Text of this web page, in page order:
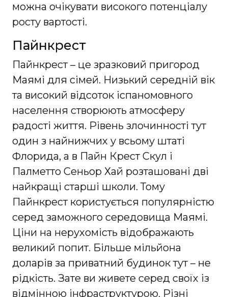
можна очікувати високого потенціалу
росту вартості.
Пайнкрест
Пайнкрест – це зразковий пригород
Маямі для сімей. Низький середній вік
та високий відсоток іспаномовного
населення створюють атмосферу
радості життя. Рівень злочинності тут
один з найнижчих у всьому штаті
Флорида, а в Пайн Крест Скул і
Палметто Сеньор Хай розташовані дві
найкращі старші школи. Тому
Пайнкрест користується популярністю
серед заможного середовища Маямі.
Ціни на нерухомість відображають
великий попит. Більше мільйона
доларів за приватний будинок тут – не
рідкість. Зате ви живете серед своїх із
відмінною інфраструктурою. Різні